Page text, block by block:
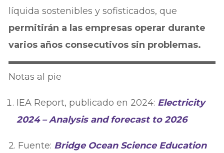
líquida sostenibles y sofisticados, que
permitirán a las empresas operar durante
varios años consecutivos sin problemas.
Notas al pie
IEA Report, publicado en 2024: Electricity
2024 – Analysis and forecast to 2026
2. Fuente: Bridge Ocean Science Education